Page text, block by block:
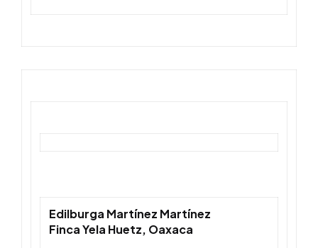
Edilburga Martínez Martínez
Finca Yela Huetz, Oaxaca